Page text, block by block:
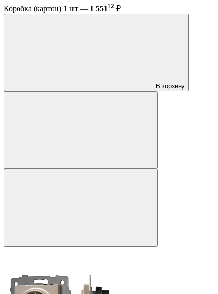
Коробка (картон) 1 шт — 1 551 12 ₽
В корзину